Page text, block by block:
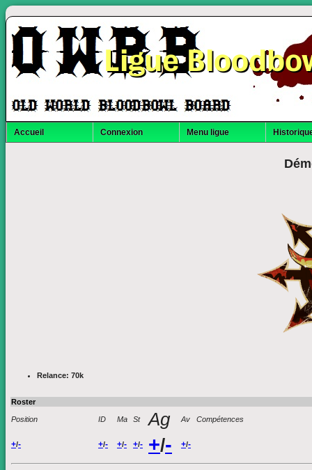
Ligue
Accueil Connexion Menu ligue
Relance: 70k
Roster
Position ID Ma St Ag Av Compétences
+/- +/- +/- +/- +/- +/-